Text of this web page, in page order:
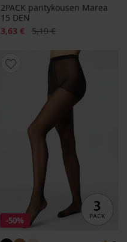
2PACK pantykousen Marea
15 DEN
Korting
3,63 € Oorspronkelijke prijs
5,19 €
-50%